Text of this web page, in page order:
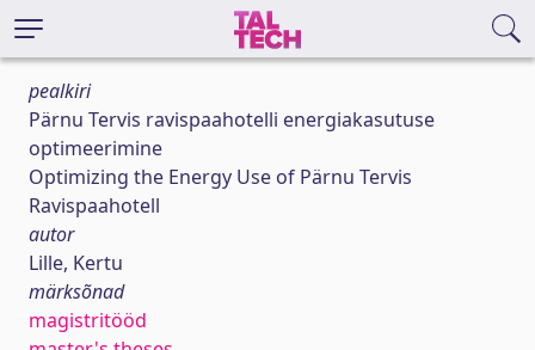
pealkiri
Pärnu Tervis ravispaahotelli energiakasutuse
optimeerimine
Optimizing the Energy Use of Pärnu Tervis
Ravispaahotell
autor
Lille, Kertu
märksõnad
magistritööd